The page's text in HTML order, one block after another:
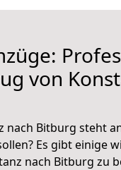
von
nach Bitburg steht
Es gibt einige
nach Bitburg zu